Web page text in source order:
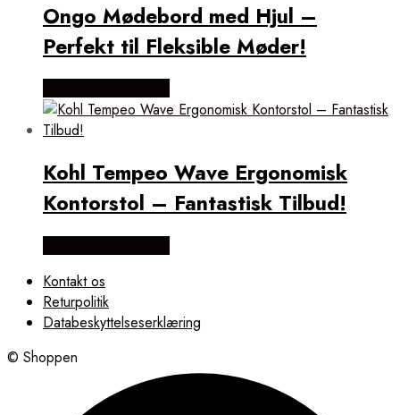
Ongo Mødebord med Hjul –
Perfekt til Fleksible Møder!
Kohl Tempeo Wave Ergonomisk
Kontorstol – Fantastisk Tilbud!
Kontakt os
Returpolitik
Databeskyttelseserklæring
© Shoppen